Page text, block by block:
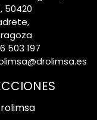
50420
503 197